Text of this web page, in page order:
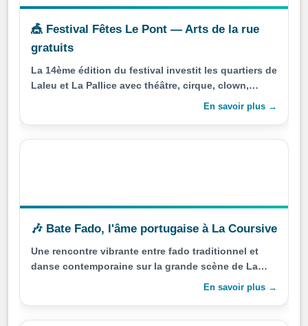
🎪 Festival Fêtes Le Pont — Arts de la rue
gratuits
La 14ème édition du festival investit les quartiers de
Laleu et La Pallice avec théâtre, cirque, clown,
En savoir plus →
🎶 Bate Fado, l'âme portugaise à La Coursive
Une rencontre vibrante entre fado traditionnel et
danse contemporaine sur la grande scène de La
En savoir plus →